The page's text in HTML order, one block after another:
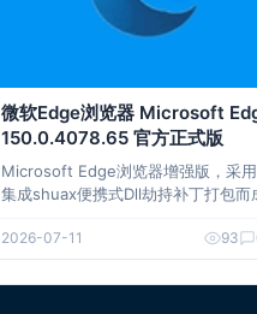
微软Edge浏览器 Microsoft
150.0.4078.65 官方正式版
Microsoft Edge浏览器增强版，采
集成shuax便携式Dll劫持补丁打包而
实现便携式，增强标签页和标签栏便
作，移除开发者模式警告和更新错误
等。 下载地址 微软Edge浏览器 Microsof
2026-07-11 93